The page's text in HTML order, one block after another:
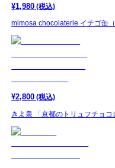
¥1,980 (税込)
mimosa chocolaterie イチゴ缶（
¥2,800 (税込)
きよ泉 「京都のトリュフチョコ